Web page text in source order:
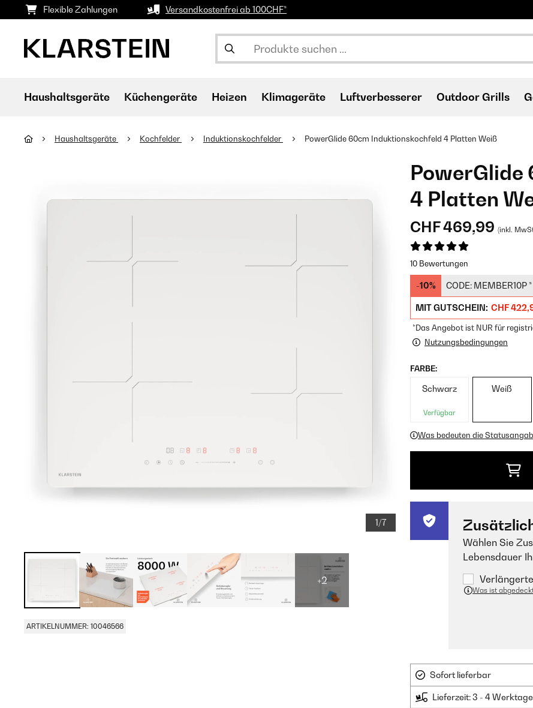
Flexible Zahlungen Versandkostenfrei ab 100CHF*
Haushaltsgeräte Küchengeräte Heizen Klimageräte Luftverbesserer Outdoor Grills
Haushaltsgeräte Kochfelder Induktionskochfelder PowerGlide 60cm Induktionskochfeld 4 Platten Weiß
1/7
+2
ARTIKELNUMMER: 10046566
PowerGlide
4 Platten
CHF 469,99 (inkl.
10 Bewertungen
-10% CODE: MEMBER10P *
MIT GUTSCHEIN: CHF
*Das Angebot ist NUR für
Nutzungsbedingungen
FARBE:
Schwarz
Verfügbar
Weiß
Was bedeuten die
Wählen Sie
Lebensdauer
Was ist
Sofort lieferbar
Lieferzeit: 3 - 4 Werktage